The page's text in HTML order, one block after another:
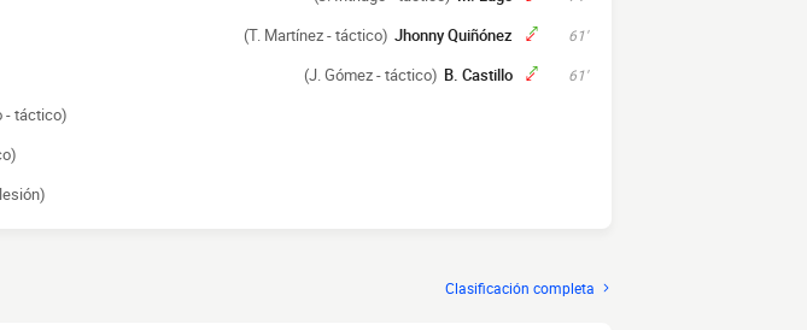
61'
Jhonny Quiñónez
(T. Martínez - táctico)
61'
B. Castillo
(J. Gómez - táctico)
- táctico)
Clasificación completa